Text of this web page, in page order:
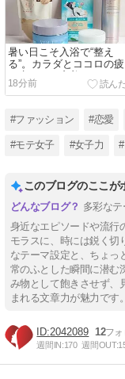
暑い日こそ入浴で“整え
る”。カラダとココロの
を癒やすご褒美バスアイテ
ム5選
18分前
#ファッション #恋愛
#モテ女子 #女子力
このブログのここが
多彩な
身近なエピソードや流行
モラスに、時には鋭く切
なテーマ設定と、ちょっ
常のふとした瞬間に潜む
み物として飽きさせず、
まれる文章力が魅力です。
2042089 12
週間IN:170 週間OUT: